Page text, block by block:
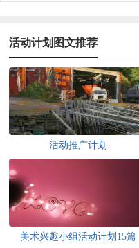
活动计划图文推荐
活动推广计划
美术兴趣小组活动计划15篇